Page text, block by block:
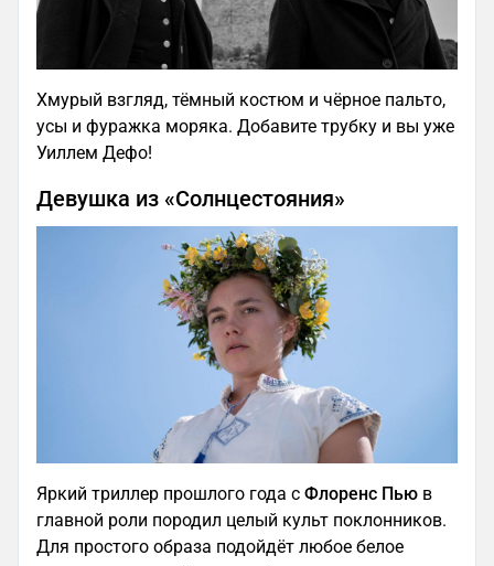
Хмурый взгляд, тёмный костюм и чёрное пальто,
усы и фуражка моряка. Добавите трубку и вы уже
Уиллем Дефо!
Девушка из «Солнцестояния»
Яркий триллер прошлого года с Флоренс Пью в
главной роли породил целый культ поклонников.
Для простого образа подойдёт любое белое